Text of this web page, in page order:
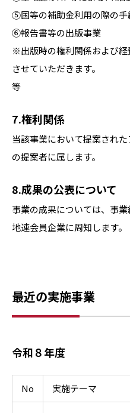
⑤国等の補助金利用の際の手
⑥報告書等の出版事業
※出版時の権利関係および
させていただきます。
等
7.権利関係
当該事業において提案され
の提案者に属します。
8.成果の公表について
事業の成果については、事
地連会員企業に周知します。
最近の実施事業
令和８年度
No 実施テーマ